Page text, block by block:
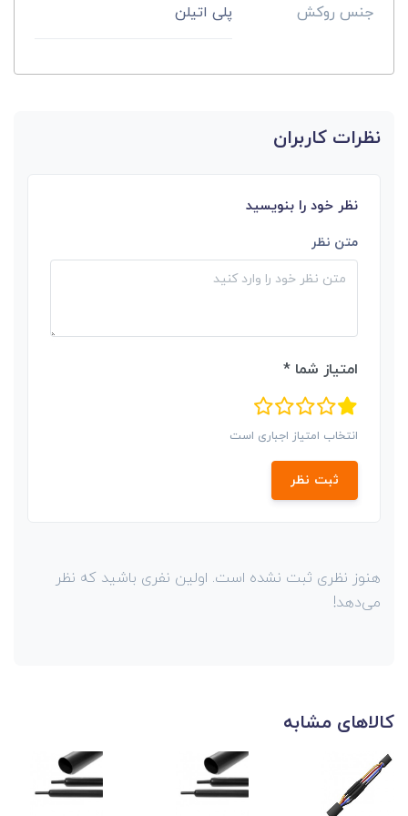
جنس روکش پلی اتیلن
نظرات کاربران
نظر خود را بنویسید
متن نظر
امتیاز شما *
انتخاب امتیاز اجباری است
ثبت نظر
هنوز نظری ثبت نشده است. اولین نفری باشید که نظر
می‌دهد!
کالاهای مشابه